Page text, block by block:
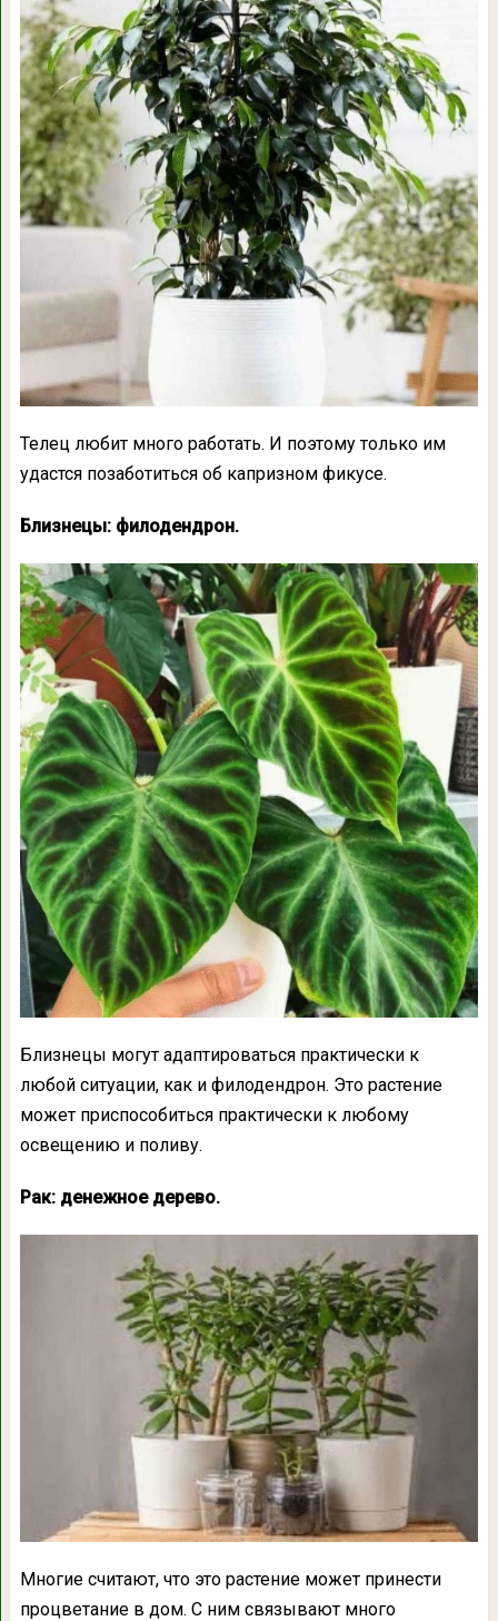
Телец любит много работать. И поэтому только им
удастся позаботиться об капризном фикусе.
Близнецы: филодендрон.
Близнецы могут адаптироваться практически к
любой ситуации, как и филодендрон. Это растение
может приспособиться практически к любому
освещению и поливу.
Рак: денежное дерево.
Многие считают, что это растение может принести
процветание в дом. С ним связывают много